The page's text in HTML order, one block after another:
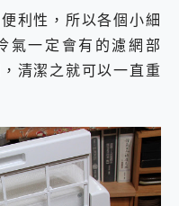
利性，所以各個小細
氣一定會有的濾網部
清潔之就可以一直重